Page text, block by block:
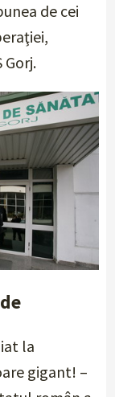
de cei
Gorj.
la
gigant! –